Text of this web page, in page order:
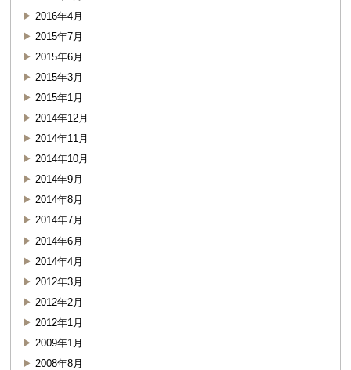
2016年4月
2015年7月
2015年6月
2015年3月
2015年1月
2014年12月
2014年11月
2014年10月
2014年9月
2014年8月
2014年7月
2014年6月
2014年4月
2012年3月
2012年2月
2012年1月
2009年1月
2008年8月